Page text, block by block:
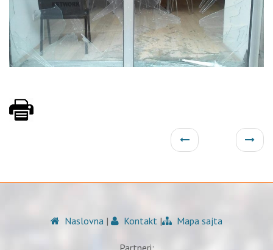
Naslovna | Kontakt | Mapa sajta
Partneri: